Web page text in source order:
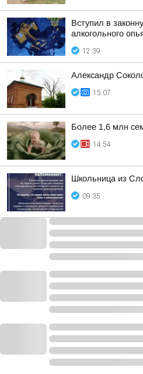
Вступил в
алкогольного
12:39
Александр
15:07
Более 1,6 млн
14:54
Школьница из
09:35